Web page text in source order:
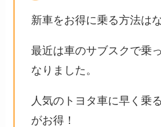
新車をお得に乗る方法は
最近は車のサブスクで乗
なりました。
人気のトヨタ車に早く乗
がお得！